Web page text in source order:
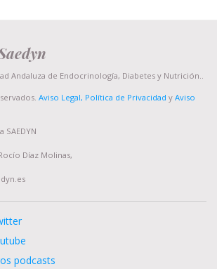
Andaluza de Endocrinología, Diabetes y Nutrición..
Aviso Legal, Política de Privacidad y Aviso
SAEDYN
Díaz Molinas,
podcasts